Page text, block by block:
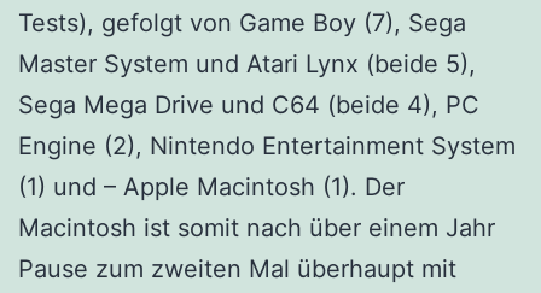
Tests), gefolgt von Game Boy (7), Sega
Master System und Atari Lynx (beide 5),
Sega Mega Drive und C64 (beide 4), PC
Engine (2), Nintendo Entertainment System
(1) und – Apple Macintosh (1). Der
Macintosh ist somit nach über einem Jahr
Pause zum zweiten Mal überhaupt mit